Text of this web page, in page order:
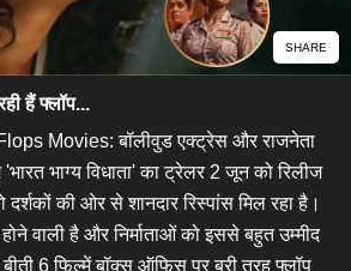
SHARE
हैं फ्लॉप...
Movies: बॉलीवुड एक्ट्रेस और राजनेता
भाग्य विधाता' का ट्रेलर 2 जून को रिलीज
की ओर से शानदार रिस्पांस मिल रहा है।
वाली है और निर्माताओं को इससे बहुत उम्मीद
6 फिल्में बॉक्स ऑफिस पर बुरी तरह फ्लॉप